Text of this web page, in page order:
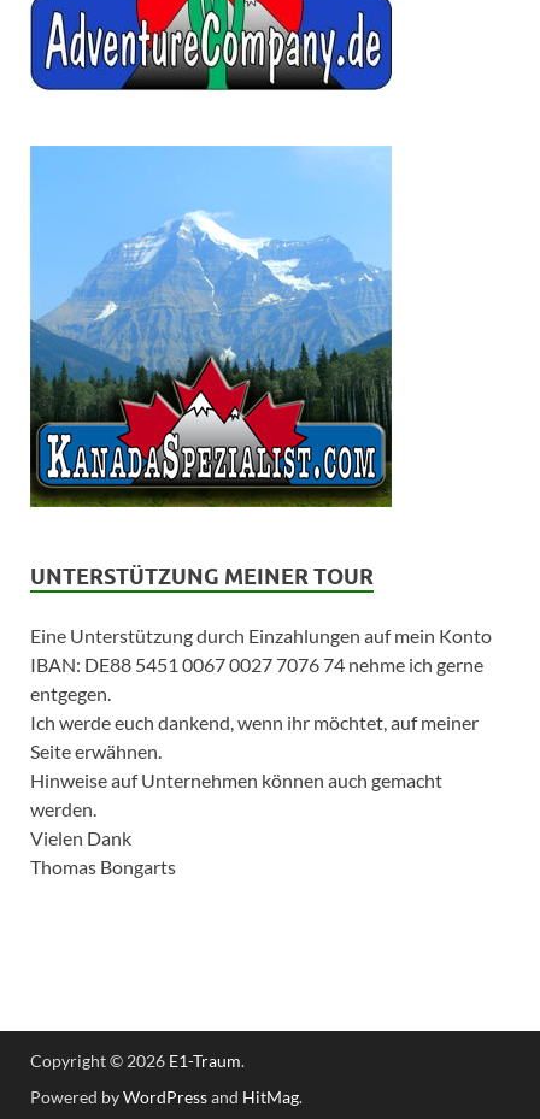
UNTERSTÜTZUNG MEINER TOUR
Eine Unterstützung durch Einzahlungen auf mein Konto
IBAN: DE88 5451 0067 0027 7076 74 nehme ich gerne
entgegen.
Ich werde euch dankend, wenn ihr möchtet, auf meiner
Seite erwähnen.
Hinweise auf Unternehmen können auch gemacht
werden.
Vielen Dank
Thomas Bongarts
Copyright © 2026 E1-Traum.
Powered byWordPressand HitMag.